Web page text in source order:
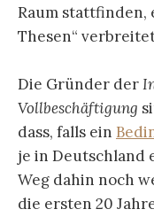
Raum stattfinden,
Thesen“
Die Gründer der
Vollbeschäftigung
dass, falls ein
je in Deutschland
Weg dahin noch
die ersten 20